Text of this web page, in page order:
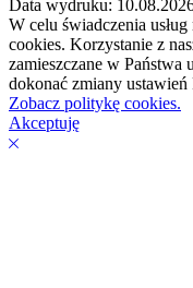
Data wydruku:
W celu świadczenia
cookies. Korzystanie z
zamieszczane w Państwa
dokonać zmiany ustawień
Zobacz politykę cookies.
Akceptuję